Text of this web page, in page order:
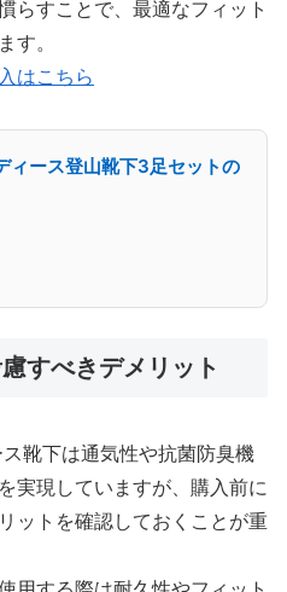
らすことで、最適なフィット
す。
はこちら
ィース登山靴下3足セットの
すべきデメリット
靴下は通気性や抗菌防臭機
実現していますが、購入前に
ットを確認しておくことが重